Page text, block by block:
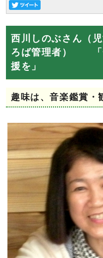
西川しのぶさん（
ろば管理者） 「
援を」
趣味は、音楽鑑賞・